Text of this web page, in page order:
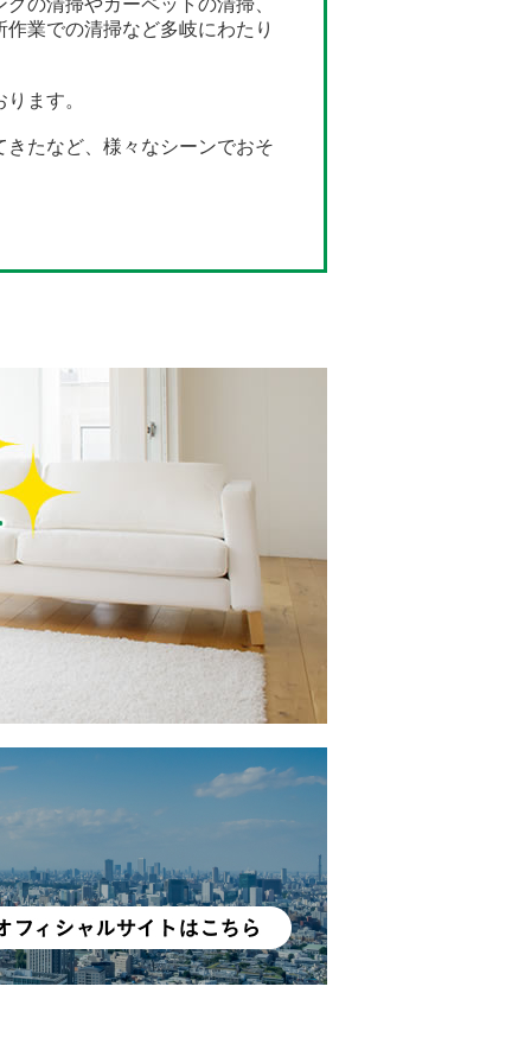
業での清掃など多岐にわたり
ます。
たなど、様々なシーンでおそ